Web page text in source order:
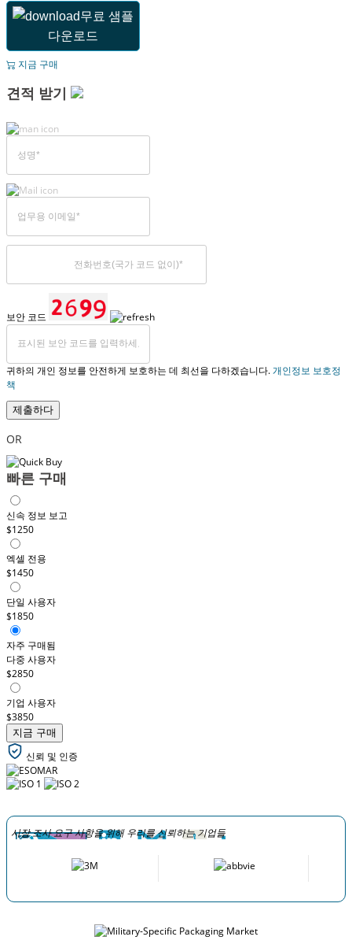
무료 샘플
다운로드
지금 구매
견적 받기
보안 코드
귀하의 개인 정보를 안전하게 보호하는 데 최선을 다하겠습니다.개인정보 보호정
책
제출하다
OR
빠른 구매
신속 정보 보고
$1250
엑셀 전용
$1450
단일 사용자
$1850
자주 구매됨
다중 사용자
$2850
기업 사용자
$3850
지금 구매
신뢰 및 인증
시장 조사 요구 사항을 위해 우리를 신뢰하는 기업들